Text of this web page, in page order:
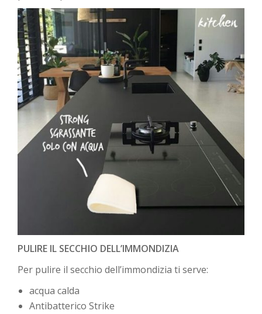
PULIRE IL SECCHIO DELL’IMMONDIZIA
Per pulire il secchio dell’immondizia ti serve:
acqua calda
Antibatterico Strike